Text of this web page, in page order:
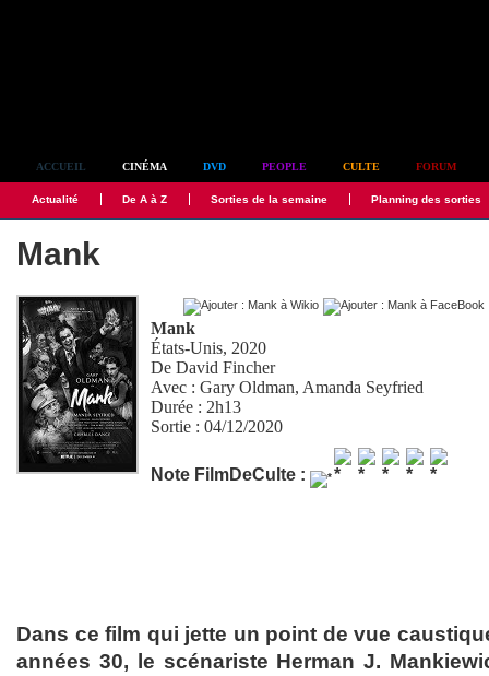
ACCUEIL CINÉMA DVD PEOPLE CULTE FORUM
Actualité De A à Z Sorties de la semaine Planning des sorties
Mank
Mank
États-Unis, 2020
DeDavid Fincher
Avec :Gary Oldman, Amanda Seyfried
Durée : 2h13
Sortie : 04/12/2020
Note FilmDeCulte :
Dans ce film qui jette un point de vue
années 30, le scénariste Herman J.